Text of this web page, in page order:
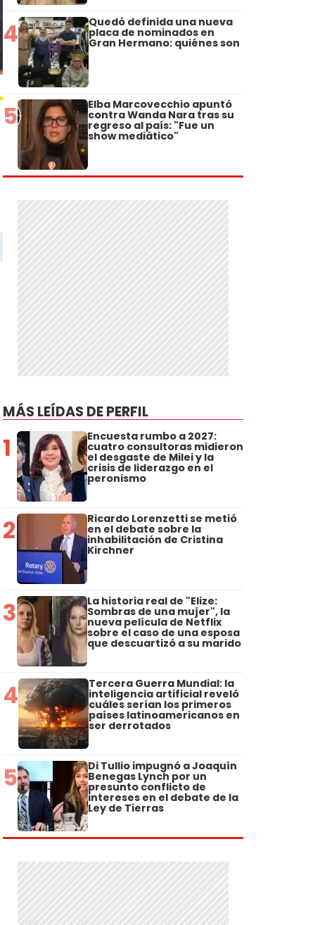
4 Quedó definida una nueva
placa de nominados en
Gran Hermano: quiénes son
5 Elba Marcovecchio apuntó
contra Wanda Nara tras su
regreso al país: "Fue un
show mediático"
MÁS LEÍDAS DE PERFIL
1 Encuesta rumbo a 2027:
cuatro consultoras midieron
el desgaste de Milei y la
crisis de liderazgo en el
peronismo
2 Ricardo Lorenzetti se metió
en el debate sobre la
inhabilitación de Cristina
Kirchner
3 La historia real de "Elize:
Sombras de una mujer", la
nueva película de Netflix
sobre el caso de una esposa
que descuartizó a su marido
4 Tercera Guerra Mundial: la
inteligencia artificial reveló
cuáles serían los primeros
países latinoamericanos en
ser derrotados
5 Di Tullio impugnó a Joaquín
Benegas Lynch por un
presunto conflicto de
intereses en el debate de la
Ley de Tierras